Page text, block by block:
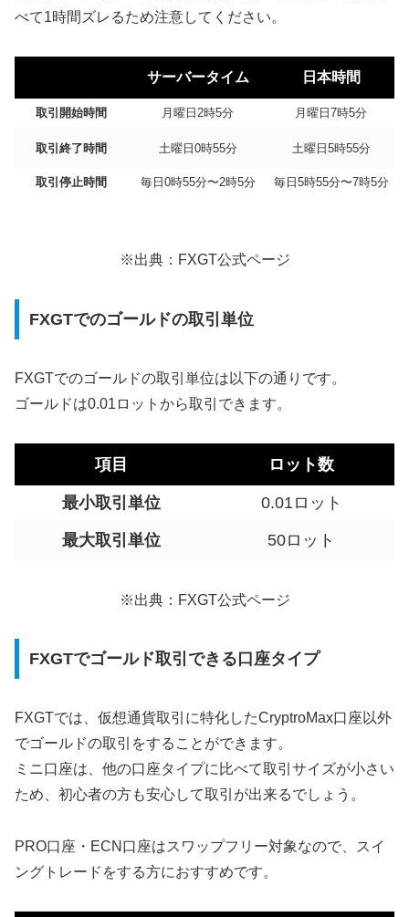
べて1時間ズレるため注意してください。
サーバータイム 日本時間
取引開始時間 月曜日2時5分 月曜日7時5分
取引終了時間 土曜日0時55分 土曜日5時55分
取引停止時間 毎日0時55分〜2時5分 毎日5時55分〜7時5分
※出典：FXGT公式ページ
FXGTでのゴールドの取引単位
FXGTでのゴールドの取引単位は以下の通りです。
ゴールドは0.01ロットから取引できます。
項目 ロット数
最小取引単位 0.01ロット
最大取引単位 50ロット
※出典：FXGT公式ページ
FXGTでゴールド取引できる口座タイプ
FXGTでは、 仮想通貨取引に特化したCryptroMax口座以外
でゴールドの取引をすることができます。
ミニ口座は、他の口座タイプに比べて取引サイズが小さい
ため、初心者の方も安心して取引が出来るでしょう。
PRO口座・ECN口座はスワップフリー対象なので、スイ
ングトレードをする方におすすめです。